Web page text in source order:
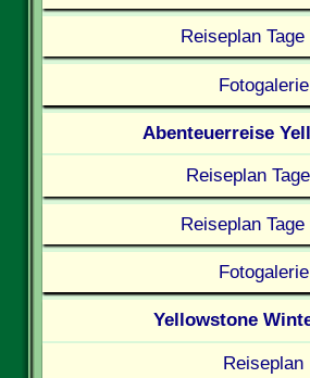
Reiseplan Tage
Fotogalerie
Abenteuerreise
Reiseplan
Reiseplan Tage
Fotogalerie
Yellowstone
Reiseplan